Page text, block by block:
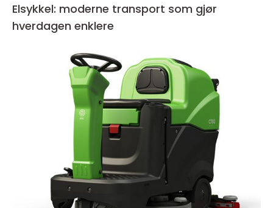
Elsykkel: moderne transport som gjør
hverdagen enklere